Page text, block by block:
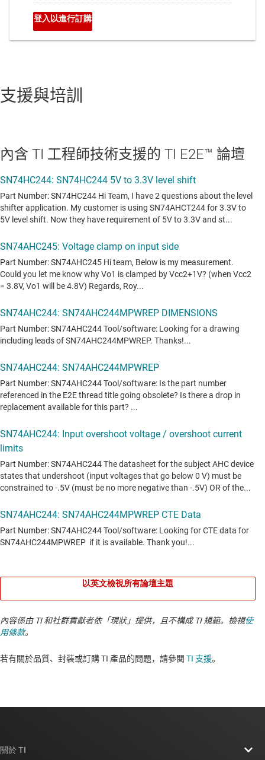
支援與培訓
內含 TI 工程師技術支援的 TI E2E™ 論壇
以英文檢視所有論壇主題
內容係由 TI 和社群貢獻者依「現狀」提供，且不構成 TI 規範。檢視使
用條款。
若有關於品質、封裝或訂購 TI 產品的問題，請參閱 TI 支援。​​​​​​​​​​​​​​
關於 TI